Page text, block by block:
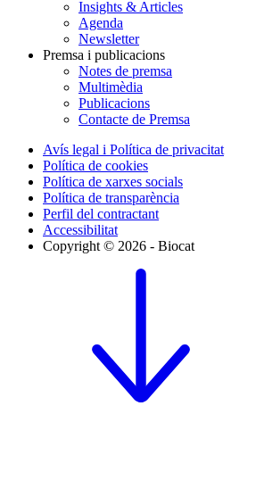
Insights & Articles
Agenda
Newsletter
Premsa i publicacions
Notes de premsa
Multimèdia
Publicacions
Contacte de Premsa
Avís legal i Política de privacitat
Política de cookies
Política de xarxes socials
Política de transparència
Perfil del contractant
Accessibilitat
Copyright © 2026 - Biocat